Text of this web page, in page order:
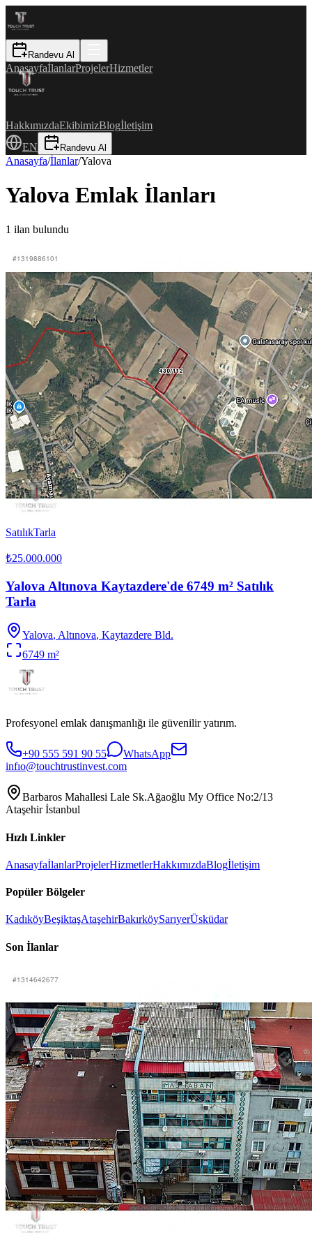
Randevu Al
AnasayfaİlanlarProjelerHizmetler
HakkımızdaEkibimizBlogİletişim
EN
Randevu Al
Anasayfa/İlanlar/Yalova
Yalova Emlak İlanları
1 ilan bulundu
SatılıkTarla
₺25.000.000
Yalova Altınova Kaytazdere'de 6749 m² Satılık
Tarla
Yalova, Altınova, Kaytazdere Bld.
6749 m²
Profesyonel emlak danışmanlığı ile güvenilir yatırım.
+90 555 591 90 55
WhatsApp
infıo@touchtrustinvest.com
Barbaros Mahallesi Lale Sk.Ağaoğlu My Office No:2/13
Ataşehir İstanbul
Hızlı Linkler
AnasayfaİlanlarProjelerHizmetlerHakkımızdaBlogİletişim
Popüler Bölgeler
KadıköyBeşiktaşAtaşehirBakırköySarıyerÜsküdar
Son İlanlar